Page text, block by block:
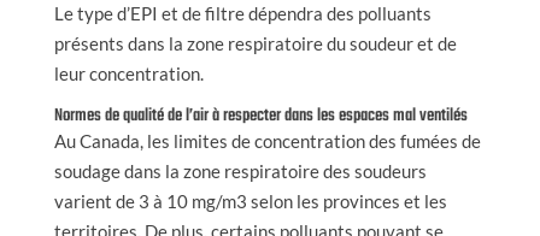
Le type d’EPI et de filtre dépendra des polluants
présents dans la zone respiratoire du soudeur et de
leur concentration.
Normes de qualité de l’air à respecter dans les espaces mal ventilés
Au Canada, les limites de concentration des fumées de
soudage dans la zone respiratoire des soudeurs
varient de 3 à 10 mg/m3 selon les provinces et les
territoires. De plus, certains polluants pouvant se